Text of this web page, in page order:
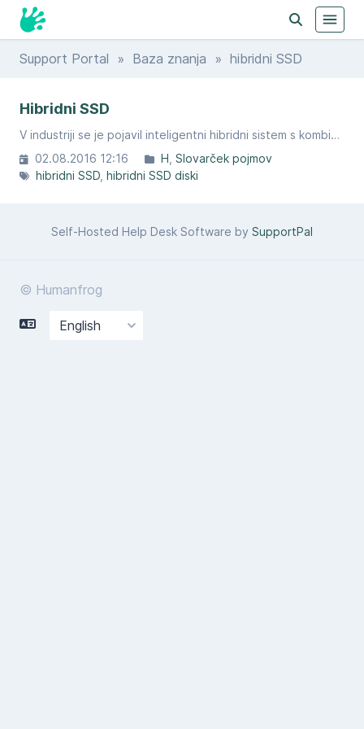
Support Portal » Baza znanja » hibridni SSD
Hibridni SSD
V industriji se je pojavil inteligentni hibridni sistem s kombinacijo SSD in klasičnih, vrtečih, diskov.
02.08.2016 12:16
H Slovarček pojmov
hibridni SSD hibridni SSD diski
Self-Hosted Help Desk Software by SupportPal
© Humanfrog